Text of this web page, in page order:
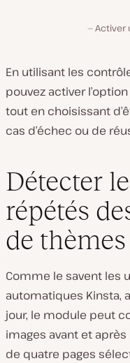
Activer
En utilisant les
pouvez activer
tout en choisissant
cas d’échec ou de
Détecter
répétés
de
Comme le savent les
automatiques Kinsta,
jour, le module peut
images avant et après
de quatre pages